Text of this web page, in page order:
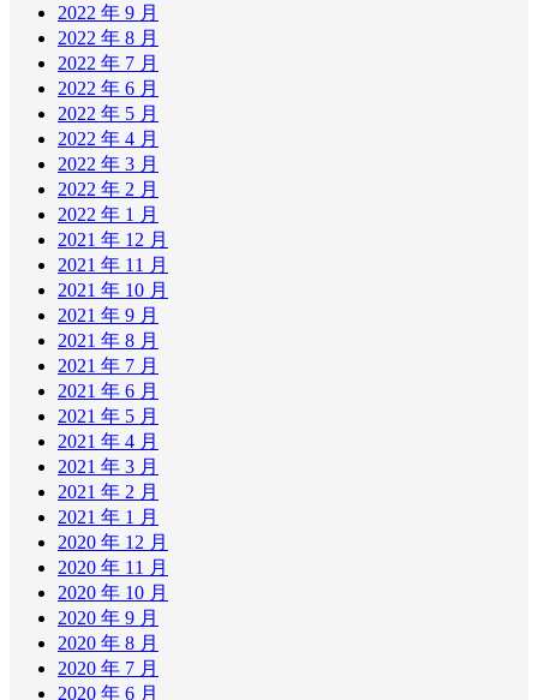
2022 年 9 月
2022 年 8 月
2022 年 7 月
2022 年 6 月
2022 年 5 月
2022 年 4 月
2022 年 3 月
2022 年 2 月
2022 年 1 月
2021 年 12 月
2021 年 11 月
2021 年 10 月
2021 年 9 月
2021 年 8 月
2021 年 7 月
2021 年 6 月
2021 年 5 月
2021 年 4 月
2021 年 3 月
2021 年 2 月
2021 年 1 月
2020 年 12 月
2020 年 11 月
2020 年 10 月
2020 年 9 月
2020 年 8 月
2020 年 7 月
2020 年 6 月